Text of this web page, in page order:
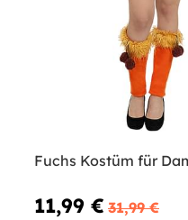
Fuchs Kostüm für
11,99 € 31,99 €